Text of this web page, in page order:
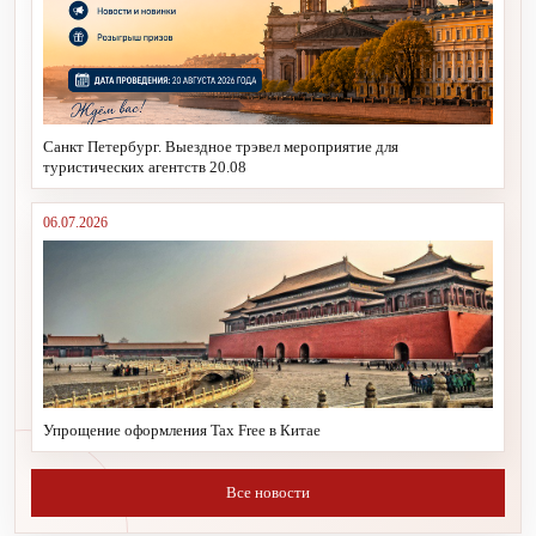
Санкт Петербург. Выездное трэвел мероприятие для
туристических агентств 20.08
06.07.2026
Упрощение оформления Tax Free в Китае
Все новости